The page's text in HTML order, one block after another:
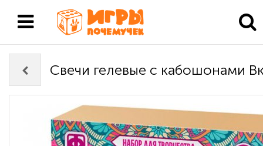
Свечи гелевые с кабошонами